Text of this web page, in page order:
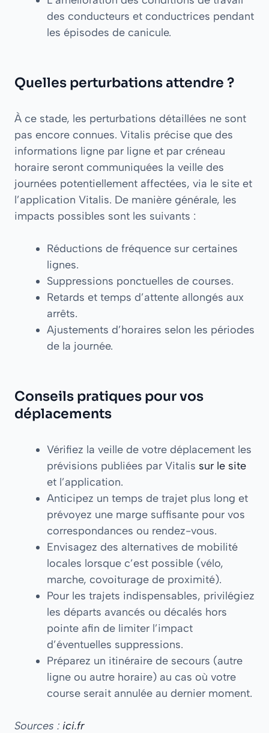
des conducteurs et conductrices pendant
les épisodes de canicule.
Quelles perturbations attendre ?
À ce stade, les perturbations détaillées ne sont
pas encore connues. Vitalis précise que des
informations ligne par ligne et par créneau
horaire seront communiquées la veille des
journées potentiellement affectées, via le site et
l’application Vitalis. De manière générale, les
impacts possibles sont les suivants :
Réductions de fréquence sur certaines
lignes.
Suppressions ponctuelles de courses.
Retards et temps d’attente allongés aux
arrêts.
Ajustements d’horaires selon les périodes
de la journée.
Conseils pratiques pour vos
déplacements
Vérifiez la veille de votre déplacement les
prévisions publiées par Vitalis sur le site
et l’application.
Anticipez un temps de trajet plus long et
prévoyez une marge suffisante pour vos
correspondances ou rendez-vous.
Envisagez des alternatives de mobilité
locales lorsque c’est possible (vélo,
marche, covoiturage de proximité).
Pour les trajets indispensables, privilégiez
les départs avancés ou décalés hors
pointe afin de limiter l’impact
d’éventuelles suppressions.
Préparez un itinéraire de secours (autre
ligne ou autre horaire) au cas où votre
course serait annulée au dernier moment.
Sources : ici.fr